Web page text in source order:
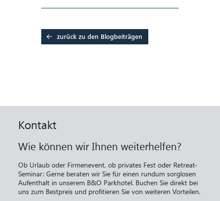
zurück zu den Blogbeiträgen
Kontakt
Wie können wir Ihnen weiterhelfen?
Ob Urlaub oder Firmenevent, ob privates Fest oder Retreat-
Seminar: Gerne beraten wir Sie für einen rundum sorglosen
Aufenthalt in unserem B&O Parkhotel. Buchen Sie direkt bei
uns zum Bestpreis und profitieren Sie von weiteren Vorteilen.